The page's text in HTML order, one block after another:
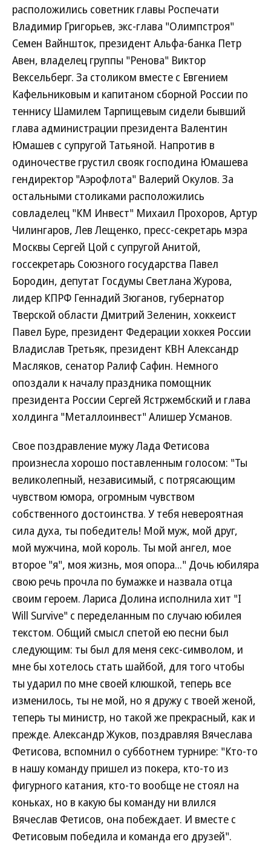
расположились советник главы Роспечати
Владимир Григорьев, экс-глава "Олимпстроя"
Семен Вайншток, президент Альфа-банка Петр
Авен, владелец группы "Ренова" Виктор
Вексельберг. За столиком вместе с Евгением
Кафельниковым и капитаном сборной России по
теннису Шамилем Тарпищевым сидели бывший
глава администрации президента Валентин
Юмашев с супругой Татьяной. Напротив в
одиночестве грустил свояк господина Юмашева
гендиректор "Аэрофлота" Валерий Окулов. За
остальными столиками расположились
совладелец "КМ Инвест" Михаил Прохоров, Артур
Чилингаров, Лев Лещенко, пресс-секретарь мэра
Москвы Сергей Цой с супругой Анитой,
госсекретарь Союзного государства Павел
Бородин, депутат Госдумы Светлана Журова,
лидер КПРФ Геннадий Зюганов, губернатор
Тверской области Дмитрий Зеленин, хоккеист
Павел Буре, президент Федерации хоккея России
Владислав Третьяк, президент КВН Александр
Масляков, сенатор Ралиф Сафин. Немного
опоздали к началу праздника помощник
президента России Сергей Ястржембский и глава
холдинга "Металлоинвест" Алишер Усманов.
Свое поздравление мужу Лада Фетисова
произнесла хорошо поставленным голосом: "Ты
великолепный, независимый, с потрясающим
чувством юмора, огромным чувством
собственного достоинства. У тебя невероятная
сила духа, ты победитель! Мой муж, мой друг,
мой мужчина, мой король. Ты мой ангел, мое
второе "я", моя жизнь, моя опора..." Дочь юбиляра
свою речь прочла по бумажке и назвала отца
своим героем. Лариса Долина исполнила хит "I
Will Survive" с переделанным по случаю юбилея
текстом. Общий смысл спетой ею песни был
следующим: ты был для меня секс-символом, и
мне бы хотелось стать шайбой, для того чтобы
ты ударил по мне своей клюшкой, теперь все
изменилось, ты не мой, но я дружу с твоей женой,
теперь ты министр, но такой же прекрасный, как и
прежде. Александр Жуков, поздравляя Вячеслава
Фетисова, вспомнил о субботнем турнире: "Кто-то
в нашу команду пришел из покера, кто-то из
фигурного катания, кто-то вообще не стоял на
коньках, но в какую бы команду ни влился
Вячеслав Фетисов, она побеждает. И вместе с
Фетисовым победила и команда его друзей".